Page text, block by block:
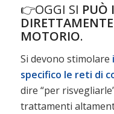
👉OGGI SI PUÒ
MOTORIO.
Si devono stimolare
specifico le reti di
dire “per
trattamenti